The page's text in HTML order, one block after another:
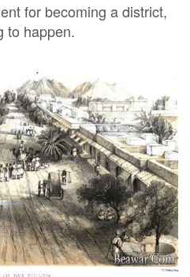
for becoming a district,
to happen.